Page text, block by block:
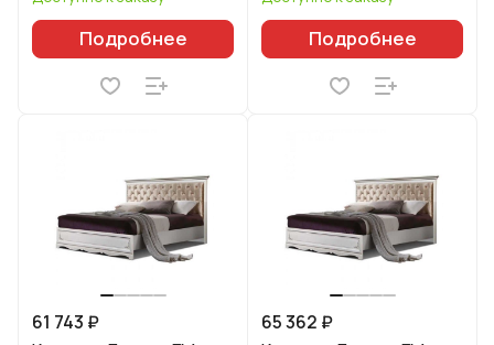
Подробнее Подробнее
61 743 ₽
65 362 ₽